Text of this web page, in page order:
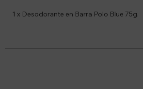
1 x Desodorante en Barra Polo Blue 75g.